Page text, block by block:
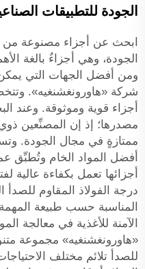
الجودة للتطبيقات
ابحث عن أجزاء مصنوعة من
الجودة، وهي أجزاءٌ بالغة
ومن أفضل الجهات التي يمكن
شركة «هاورونغشنغيه».
أجزاء قوية وموثوقة. وعند
مصدرها؛ إذ إن المصنِّعين
ممتازةٍ في مجال الجودة.
أفضل المواد الخام وتُطبِّق
أجزائها تعمل بكفاءة عالية
درجة الفولاذ المقاوم
المناسبة حسب طبيعة
الآمنة للأغذية في معالجة
«هاورونغشنغيه» مجموعة
للصدأ تلائم مختلف